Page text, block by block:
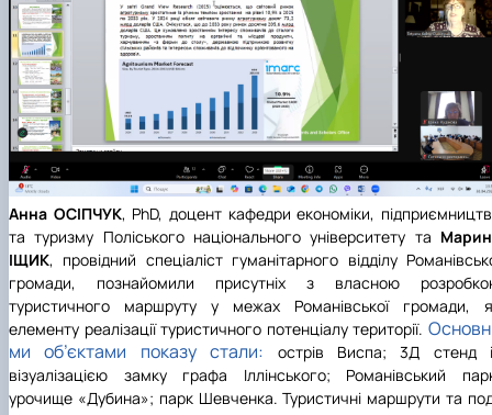
Анна ОСІПЧУК, PhD, доцент кафедри економіки,
та туризму Поліського національного університету та
ІЩИК, провідний спеціаліст гуманітарного відділу
громади, познайомили присутніх з власною
туристичного маршруту у межах Романівської громади,
елементу реалізації туристичного потенціалу території.
ми об’єктами показу стали: острів Виспа; 3Д стенд
візуалізацією замку графа Іллінського; Романівський
урочище «Дубина»; парк Шевченка. Туристичні маршрути та